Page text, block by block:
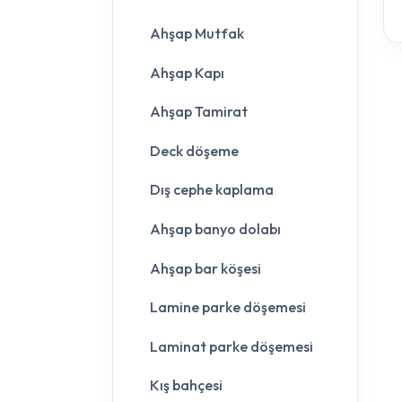
Ahşap Mutfak
Ahşap Kapı
Ahşap Tamirat
Deck döşeme
Dış cephe kaplama
Ahşap banyo dolabı
Ahşap bar köşesi
Lamine parke döşemesi
Laminat parke döşemesi
Kış bahçesi